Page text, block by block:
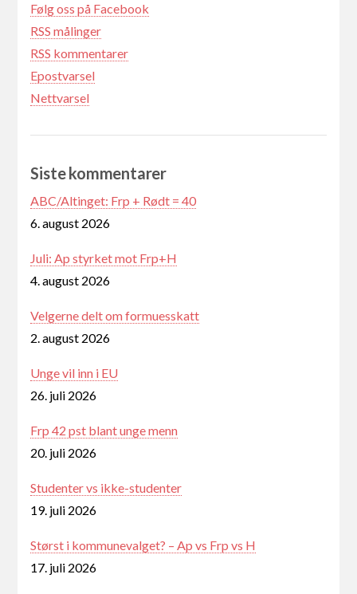
Følg oss på Facebook
RSS målinger
RSS kommentarer
Epostvarsel
Nettvarsel
Siste kommentarer
ABC/Altinget: Frp + Rødt = 40
6. august 2026
Juli: Ap styrket mot Frp+H
4. august 2026
Velgerne delt om formuesskatt
2. august 2026
Unge vil inn i EU
26. juli 2026
Frp 42 pst blant unge menn
20. juli 2026
Studenter vs ikke-studenter
19. juli 2026
Størst i kommunevalget? – Ap vs Frp vs H
17. juli 2026